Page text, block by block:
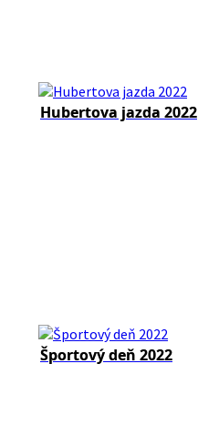
Hubertova jazda 2022
Športový deň 2022